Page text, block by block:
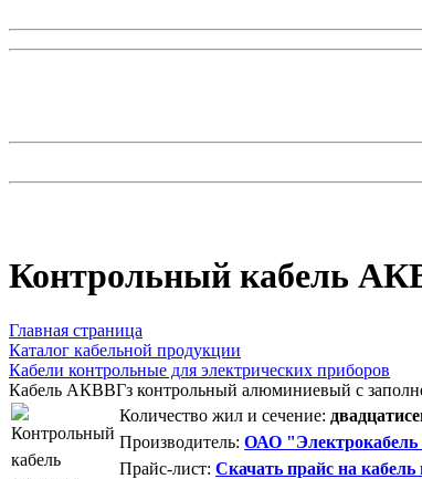
Контрольный кабель
Главная страница
Каталог кабельной продукции
Кабели контрольные для электрических приборов
Кабель АКВВГз контрольный алюминиевый с
Количество жил и сечение:
Производитель: ОАО "Электрокабель
Прайс-лист: Скачать прайс на кабель